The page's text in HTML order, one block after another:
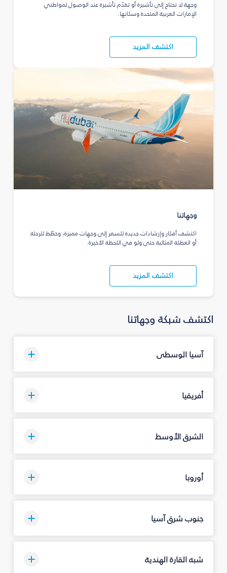
وجهة لا تحتاج إلى تأشيرة أو تقدّم تأشيرة عند الوصول لمواطني
الإمارات العربية المتحدة وسكانها.
اكتشف المزيد
وجهاتنا
اكتشف أفكار وإرشادات جديدة للسفر إلى وجهات مميزة، وخطّط للرحلة
أو العطلة المثالية حتى ولو في اللحظة الأخيرة.
اكتشف المزيد
اكتشف شبكة وجهاتنا
آسيا الوسطى
أفريقيا
الشرق الأوسط
أوروبا
جنوب شرق آسيا
شبه القارة الهندية